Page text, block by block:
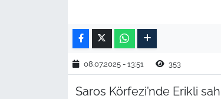
08.07.2025 - 13:51 353
Saros Körfezi’nde Erikli
TEKİRDAĞ